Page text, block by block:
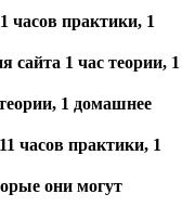
часов практики, 1
сайта 1 час теории, 1
1 домашнее
часов практики, 1
они могут